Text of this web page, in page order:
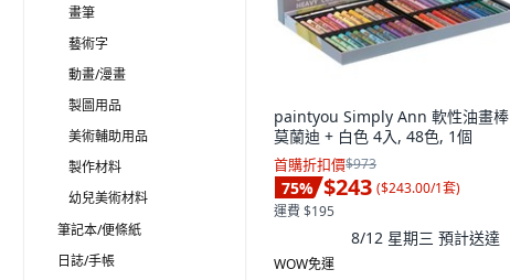
畫筆
藝術字
動畫/漫畫
製圖用品
美術輔助用品
製作材料
幼兒美術材料
筆記本/便條紙
日誌/手帳
paintyou Simply Ann 軟性油畫棒
莫蘭迪 + 白色 4入, 48色, 1個
首購折扣價$973
75% $243 ($243.00/1套)
運費 $195
8/12 星期三 預計送達
WOW免運